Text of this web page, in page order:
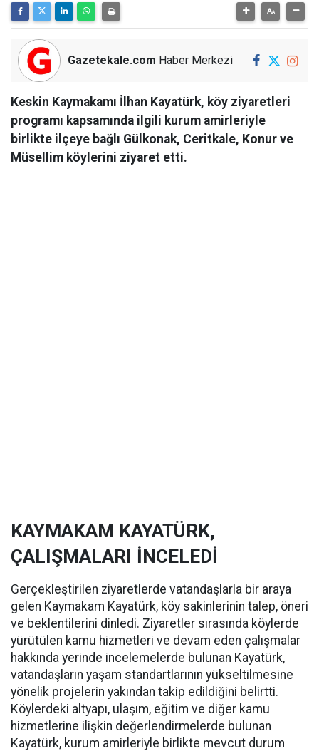
Gazetekale.com Haber Merkezi
Keskin Kaymakamı İlhan Kayatürk, köy ziyaretleri
programı kapsamında ilgili kurum amirleriyle
birlikte ilçeye bağlı Gülkonak, Ceritkale, Konur ve
Müsellim köylerini ziyaret etti.
KAYMAKAM KAYATÜRK,
ÇALIŞMALARI İNCELEDİ
Gerçekleştirilen ziyaretlerde vatandaşlarla bir araya
gelen Kaymakam Kayatürk, köy sakinlerinin talep, öneri
ve beklentilerini dinledi. Ziyaretler sırasında köylerde
yürütülen kamu hizmetleri ve devam eden çalışmalar
hakkında yerinde incelemelerde bulunan Kayatürk,
vatandaşların yaşam standartlarının yükseltilmesine
yönelik projelerin yakından takip edildiğini belirtti.
Köylerdeki altyapı, ulaşım, eğitim ve diğer kamu
hizmetlerine ilişkin değerlendirmelerde bulunan
Kayatürk, kurum amirleriyle birlikte mevcut durum